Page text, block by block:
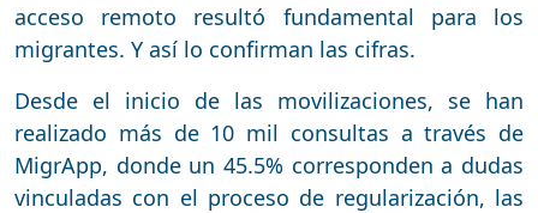
acceso remoto resultó fundamental para los
migrantes. Y así lo confirman las cifras.
Desde el inicio de las movilizaciones, se han
realizado más de 10 mil consultas a través de
MigrApp, donde un 45.5% corresponden a dudas
vinculadas con el proceso de regularización, las